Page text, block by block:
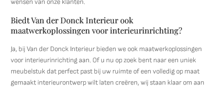
wensen van onze klanten.
Biedt Van der Donck Interieur ook
maatwerkoplossingen voor interieurinrichting?
Ja, bij Van der Donck Interieur bieden we ook maatwerkoplossingen
voor interieurinrichting aan. Of u nu op zoek bent naar een uniek
meubelstuk dat perfect past bij uw ruimte of een volledig op maat
gemaakt interieurontwerp wilt laten creëren, wij staan klaar om aan